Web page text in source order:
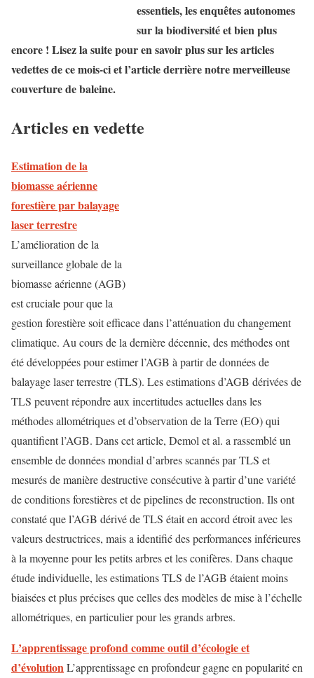
essentiels, les enquêtes autonomes
sur la biodiversité et bien plus
encore ! Lisez la suite pour en savoir plus sur les articles
vedettes de ce mois-ci et l’article derrière notre merveilleuse
couverture de baleine.
Articles en vedette
Estimation de la
biomasse aérienne
forestière par balayage
laser terrestre
L’amélioration de la
surveillance globale de la
biomasse aérienne (AGB)
est cruciale pour que la
gestion forestière soit efficace dans l’atténuation du changement
climatique. Au cours de la dernière décennie, des méthodes ont
été développées pour estimer l’AGB à partir de données de
balayage laser terrestre (TLS). Les estimations d’AGB dérivées de
TLS peuvent répondre aux incertitudes actuelles dans les
méthodes allométriques et d’observation de la Terre (EO) qui
quantifient l’AGB. Dans cet article, Demol et al. a rassemblé un
ensemble de données mondial d’arbres scannés par TLS et
mesurés de manière destructive consécutive à partir d’une variété
de conditions forestières et de pipelines de reconstruction. Ils ont
constaté que l’AGB dérivé de TLS était en accord étroit avec les
valeurs destructrices, mais a identifié des performances inférieures
à la moyenne pour les petits arbres et les conifères. Dans chaque
étude individuelle, les estimations TLS de l’AGB étaient moins
biaisées et plus précises que celles des modèles de mise à l’échelle
allométriques, en particulier pour les grands arbres.
L’apprentissage profond comme outil d’écologie et
d’évolutionL’apprentissage en profondeur gagne en popularité en